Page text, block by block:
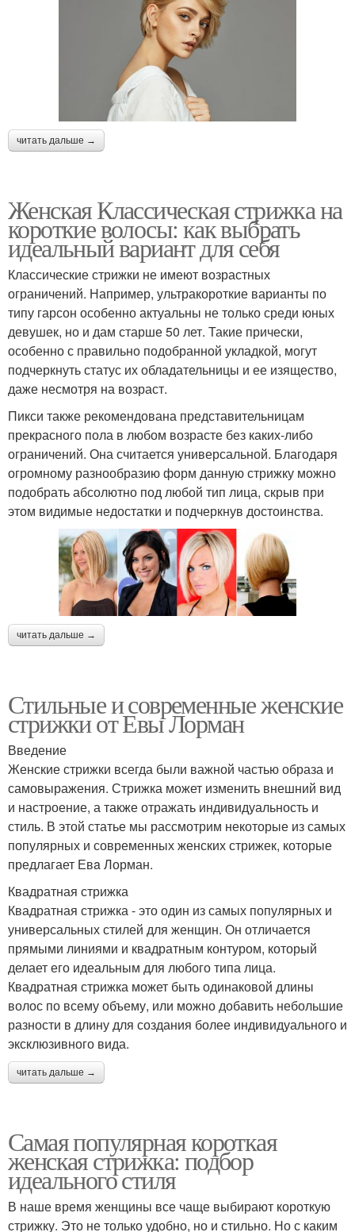
читать дальше →
Женская Классическая стрижка на
короткие волосы: как выбрать
идеальный вариант для себя
Классические стрижки не имеют возрастных
ограничений. Например, ультракороткие варианты по
типу гарсон особенно актуальны не только среди юных
девушек, но и дам старше 50 лет. Такие прически,
особенно с правильно подобранной укладкой, могут
подчеркнуть статус их обладательницы и ее изящество,
даже несмотря на возраст.
Пикси также рекомендована представительницам
прекрасного пола в любом возрасте без каких-либо
ограничений. Она считается универсальной. Благодаря
огромному разнообразию форм данную стрижку можно
подобрать абсолютно под любой тип лица, скрыв при
этом видимые недостатки и подчеркнув достоинства.
читать дальше →
Стильные и современные женские
стрижки от Евы Лорман
Введение
Женские стрижки всегда были важной частью образа и
самовыражения. Стрижка может изменить внешний вид
и настроение, а также отражать индивидуальность и
стиль. В этой статье мы рассмотрим некоторые из самых
популярных и современных женских стрижек, которые
предлагает Евa Лорман.
Квадратная стрижка
Квадратная стрижка - это один из самых популярных и
универсальных стилей для женщин. Он отличается
прямыми линиями и квадратным контуром, который
делает его идеальным для любого типа лица.
Квадратная стрижка может быть одинаковой длины
волос по всему объему, или можно добавить небольшие
разности в длину для создания более индивидуального и
эксклюзивного вида.
читать дальше →
Самая популярная короткая
женская стрижка: подбор
идеального стиля
В наше время женщины все чаще выбирают короткую
стрижку. Это не только удобно, но и стильно. Но с каким